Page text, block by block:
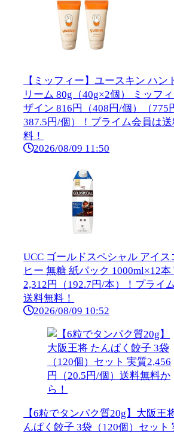
【ミッフィー】ユースキン ハン
リーム 80g（40g×2個） ミッフ
ザイン 816円（408円/個）（775
387.5円/個）！プライム会員は
料！
2026/08/09 11:50
UCC ゴールドスペシャル アイス
ヒー 無糖 紙パック 1000ml×12本
2,312円（192.7円/本）！プライ
送料無料！
2026/08/09 10:52
【6粒でタンパク質20g】大阪王
んぱく餃子 3袋（120個）セット